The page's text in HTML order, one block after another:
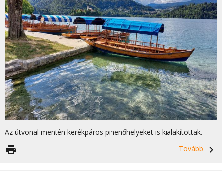
Az útvonal mentén kerékpáros pihenőhelyeket is kialakítottak.
Tovább
navigate_next
print